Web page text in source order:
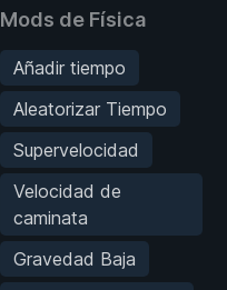
Mods de Física
Añadir tiempo
Aleatorizar Tiempo
Supervelocidad
Velocidad de
caminata
Gravedad Baja